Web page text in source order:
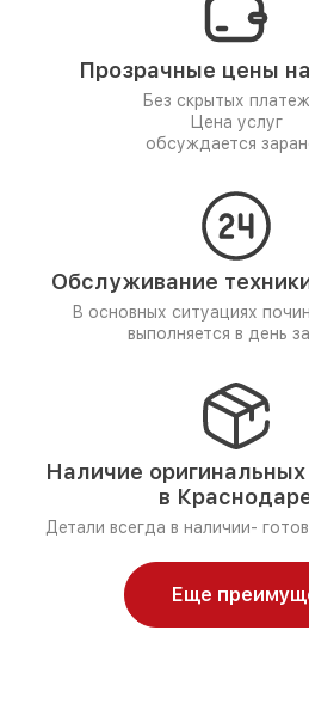
Прозрачные цены
Без скрытых
Цена услуг
обсуждается
Обслуживание
В основных ситуациях
выполняется в день
Наличие оригинальных
в
Детали всегда в наличии-
Еще